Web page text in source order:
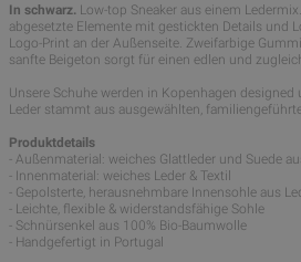
In schwarz. Low-top Sneaker aus einem
abgesetzte Elemente mit gestickten Details und
Logo-Print an der Außenseite. Zweifarbige
sanfte Beigeton sorgt für einen edlen und
Unsere Schuhe werden in Kopenhagen designed
Leder stammt aus ausgewählten,
Produktdetails
- Außenmaterial: weiches Glattleder und Suede
- Innenmaterial: weiches Leder & Textil
- Gepolsterte, herausnehmbare Innensohle aus
- Leichte, flexible & widerstandsfähige Sohle
- Schnürsenkel aus 100% Bio-Baumwolle
- Handgefertigt in Portugal